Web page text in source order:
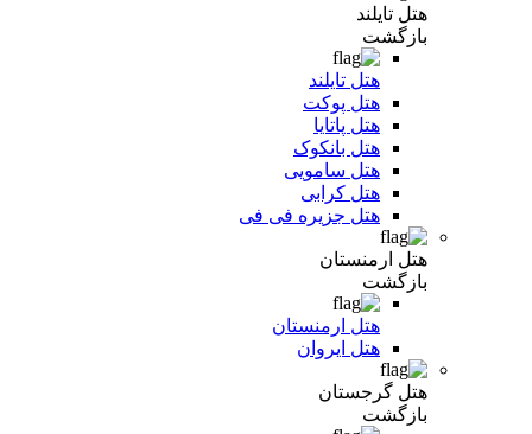
هتل تایلند
بازگشت
هتل تایلند
هتل پوکت
هتل پاتایا
هتل بانکوک
هتل سامویی
هتل کرابی
هتل جزیره فی فی
هتل ارمنستان
بازگشت
هتل ارمنستان
هتل ایروان
هتل گرجستان
بازگشت